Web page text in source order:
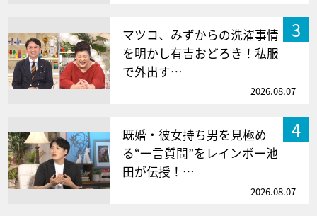
3
マツコ、みずからの洗濯事情
を明かし有吉おどろき！私服
で外出す…
2026.08.07
4
既婚・彼女持ち男を見極め
る“一言質問”をレインボー池
田が伝授！…
2026.08.07